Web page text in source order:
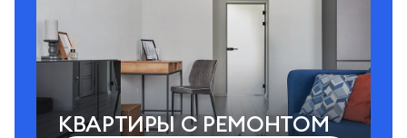
КВАРТИРЫ C РЕМОНТОМ